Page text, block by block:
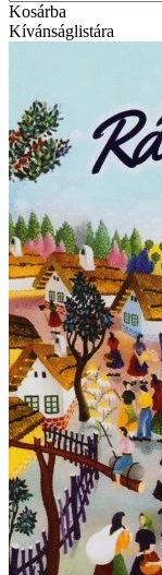
Kosárba
Kívánságlistára